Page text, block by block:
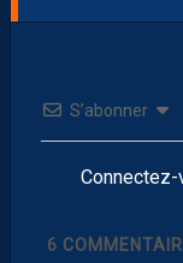
S’abonner
Connectez-
6